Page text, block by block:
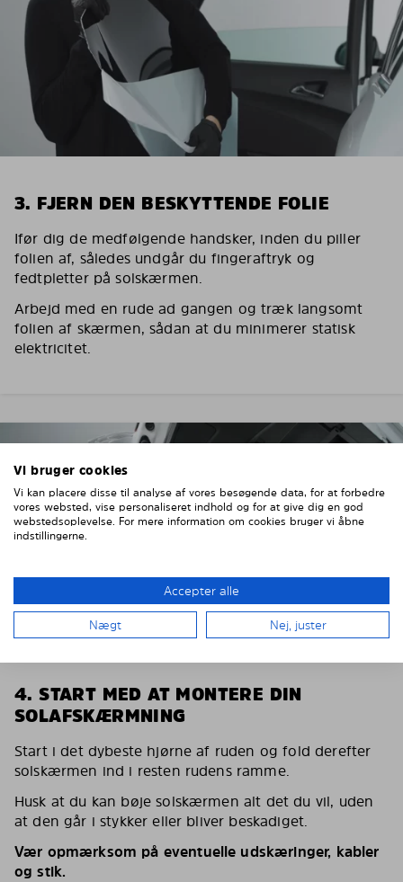
3. FJERN DEN BESKYTTENDE FOLIE
Ifør dig de medfølgende handsker, inden du piller
folien af, således undgår du fingeraftryk og
fedtpletter på solskærmen.
Arbejd med en rude ad gangen og træk langsomt
folien af skærmen, sådan at du minimerer statisk
elektricitet.
4. START MED AT MONTERE DIN
SOLAFSKÆRMNING
Start i det dybeste hjørne af ruden og fold derefter
solskærmen ind i resten rudens ramme.
Husk at du kan bøje solskærmen alt det du vil, uden
at den går i stykker eller bliver beskadiget.
Vær opmærksom på eventuelle udskæringer, kabler
og stik.
Vi bruger cookies
Vi kan placere disse til analyse af vores besøgende data, for at forbedre
vores websted, vise personaliseret indhold og for at give dig en god
webstedsoplevelse. For mere information om cookies bruger vi åbne
indstillingerne.
Accepter alle
Nægt Nej, juster